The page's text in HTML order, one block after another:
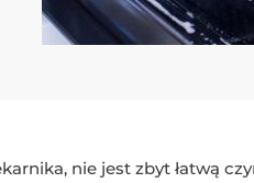
nie jest zbyt łatwą